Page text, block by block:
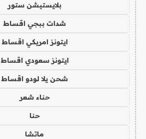
بلايستيشن ستور
شدات ببجي اقساط
ايتونز امريكي اقساط
ايتونز سعودي اقساط
شحن يلا لودو اقساط
حناء شعر
حنا
ماتشا